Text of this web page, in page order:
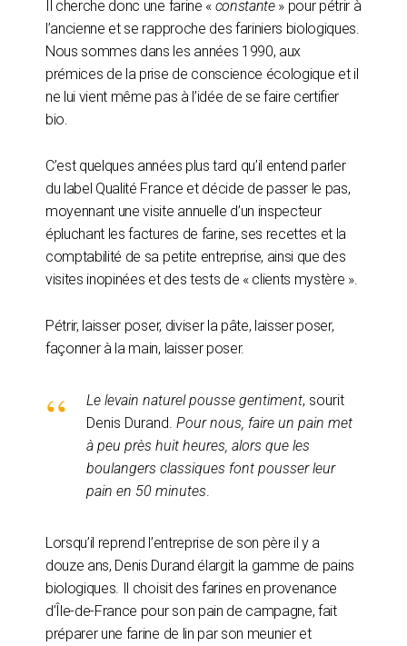
Il cherche donc une farine « constante» pour pétrir à
l’ancienne et se rapproche des fariniers biologiques.
Nous sommes dans les années 1990, aux
prémices de la prise de conscience écologique et il
ne lui vient même pas à l’idée de se faire certifier
bio.
C’est quelques années plus tard qu’il entend parler
du label Qualité France et décide de passer le pas,
moyennant une visite annuelle d’un inspecteur
épluchant les factures de farine, ses recettes et la
comptabilité de sa petite entreprise, ainsi que des
visites inopinées et des tests de « clients mystère ».
Pétrir, laisser poser, diviser la pâte, laisser poser,
façonner à la main, laisser poser.
Le levain naturel pousse gentiment, sourit
Denis Durand. Pour nous, faire un pain met
à peu près huit heures, alors que les
boulangers classiques font pousser leur
pain en 50 minutes
Lorsqu’il reprend l’entreprise de son père il y a
douze ans, Denis Durand élargit la gamme de pains
biologiques. Il choisit des farines en provenance
d’Île-de-France pour son pain de campagne, fait
préparer une farine de lin par son meunier et